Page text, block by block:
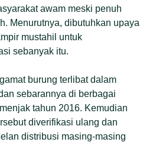
awam meski penuh
Menurutnya, dibutuhkan upaya
mustahil untuk
sebanyak itu.
burung terlibat dalam
sebarannya di berbagai
tahun 2016. Kemudian
diverifikasi ulang dan
distribusi masing-masing